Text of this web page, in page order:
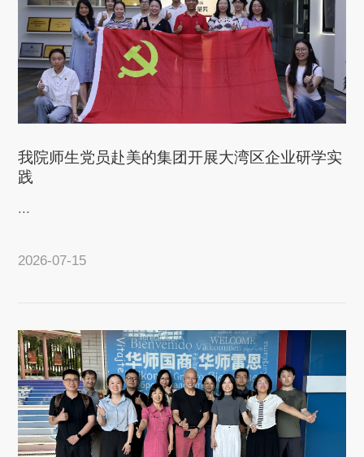
我院师生党员赴美的集团开展大湾区企业研学实
践
...
2026-07-15
查看详情